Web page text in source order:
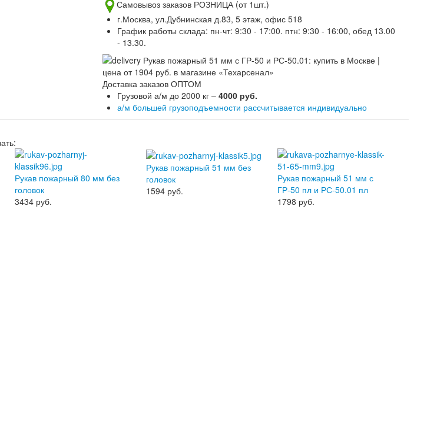
Самовывоз заказов РОЗНИЦА (от 1шт.)
г.Москва, ул.Дубнинская д.83, 5 этаж, офис 518
График работы склада: пн-чт: 9:30 - 17:00. птн: 9:30 - 16:00, обед 13.00
- 13.30.
Доставка заказов ОПТОМ
Грузовой а/м до 2000 кг – 4000 руб.
а/м большей грузоподъемности рассчитывается индивидуально
Рукав пожарный 80 мм без
головок
3434 руб.
Рукав пожарный 51 мм без
головок
1594 руб.
Рукав пожарный 51 мм с
ГР-50 пл и РС-50.01 пл
1798 руб.